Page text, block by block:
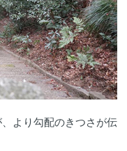
より勾配のきつさが伝